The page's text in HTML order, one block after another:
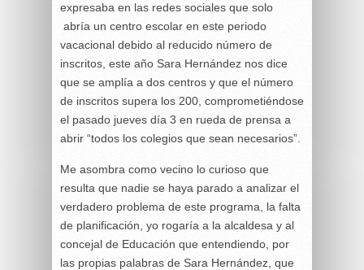
expresaba en las redes sociales que solo
abría un centro escolar en este periodo
vacacional debido al reducido número de
inscritos, este año Sara Hernández nos dice
que se amplía a dos centros y que el número
de inscritos supera los 200, comprometiéndose
el pasado jueves día 3 en rueda de prensa a
abrir “todos los colegios que sean necesarios”.
Me asombra como vecino lo curioso que
resulta que nadie se haya parado a analizar el
verdadero problema de este programa, la falta
de planificación, yo rogaría a la alcaldesa y al
concejal de Educación que entendiendo, por
las propias palabras de Sara Hernández, que